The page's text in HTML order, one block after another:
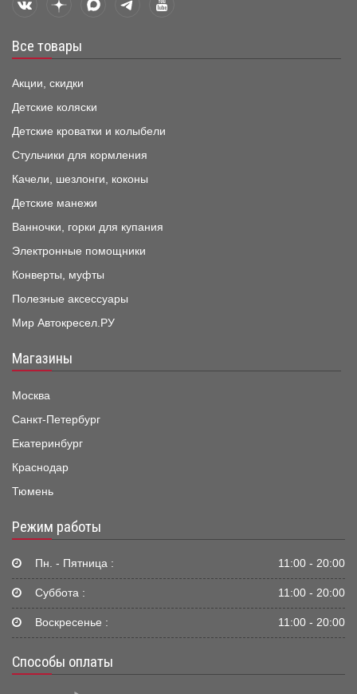
Все товары
Акции, скидки
Детские коляски
Детские кроватки и колыбели
Стульчики для кормления
Качели, шезлонги, коконы
Детские манежи
Ванночки, горки для купания
Электронные помощники
Конверты, муфты
Полезные аксессуары
Мир Автокресел.РУ
Магазины
Москва
Санкт-Петербург
Екатеринбург
Краснодар
Тюмень
Режим работы
Пн. - Пятница : 11:00 - 20:00
Суббота : 11:00 - 20:00
Воскресенье : 11:00 - 20:00
Способы оплаты